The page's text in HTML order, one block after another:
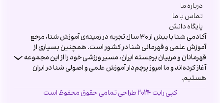
درباره ما
تماس با ما
پایگاه دانش
آکادمی شنا با بیش از ۳۰ سال تجربه در زمینه‌ی آموزش شنا، مرجع
آموزش علمی و قهرمانی شنا در کشور است. همچنین بسیاری از
قهرمانان و مربیان برجسته ایران، مسیر ورزشی خود را از این مجموعه
آغاز کرده‌اند و ما امروز پرچم‌دار آموزش علمی و اصولی شنا در ایران
هستیم.
آکادمی شنا با سال ها تجربه در زمینه آموزش شنا ، اکنون با هدف ارائه سبک
زندگی سالم در خدمت شماست. خدماتی که در آکادمی شنا ارائه میشوند
کپی رایت 2024 طراحی تمامی حقوق محفوظ است